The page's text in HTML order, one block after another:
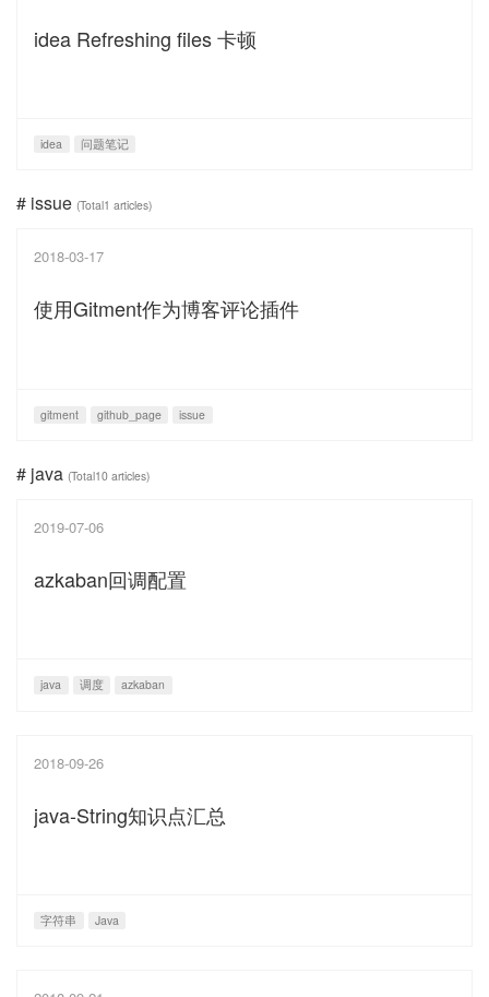
idea Refreshing files 卡顿
idea 问题笔记
# issue (Total1 articles)
2018-03-17
使用Gitment作为博客评论插件
gitment github_page issue
# java (Total10 articles)
2019-07-06
azkaban回调配置
java 调度 azkaban
2018-09-26
java-String知识点汇总
字符串 Java